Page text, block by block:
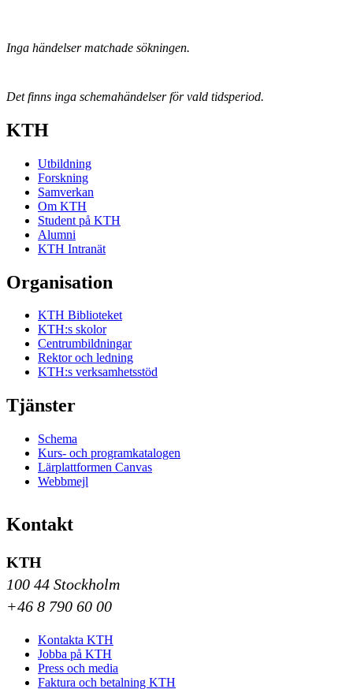
Inga händelser matchade sökningen.
Det finns inga schemahändelser för vald tidsperiod.
KTH
Utbildning
Forskning
Samverkan
Om KTH
Student på KTH
Alumni
KTH Intranät
Organisation
KTH Biblioteket
KTH:s skolor
Centrumbildningar
Rektor och ledning
KTH:s verksamhetsstöd
Tjänster
Schema
Kurs- och programkatalogen
Lärplattformen Canvas
Webbmejl
Kontakt
KTH
100 44 Stockholm
+46 8 790 60 00
Kontakta KTH
Jobba på KTH
Press och media
Faktura och betalning KTH